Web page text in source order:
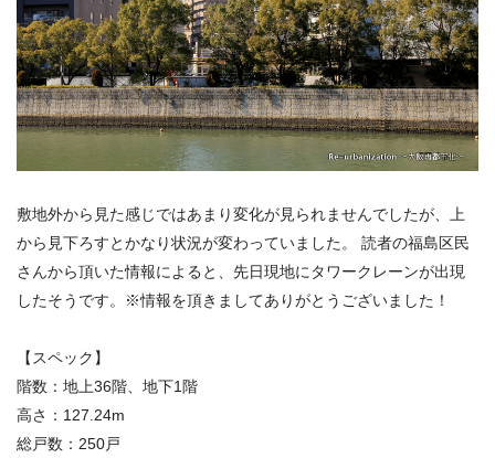
敷地外から見た感じではあまり変化が見られませんでしたが、上
から見下ろすとかなり状況が変わっていました。 読者の福島区民
さんから頂いた情報によると、先日現地にタワークレーンが出現
したそうです。※情報を頂きましてありがとうございました！
【スペック】
階数：地上36階、地下1階
高さ：127.24m
総戸数：250戸